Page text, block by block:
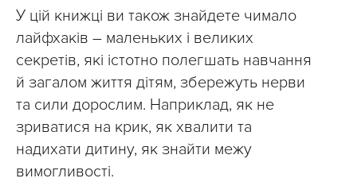
У цій книжці ви також знайдете чимало
лайфхаків – маленьких і великих
секретів, які істотно полегшать навчання
й загалом життя дітям, збережуть нерви
та сили дорослим. Наприклад, як не
зриватися на крик, як хвалити та
надихати дитину, як знайти межу
вимогливості.